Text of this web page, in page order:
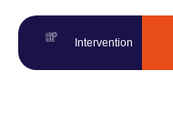
Intervention